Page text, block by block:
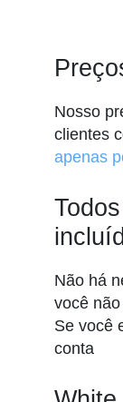
Nosso
clientes
apenas
Não há
você
Se você
conta